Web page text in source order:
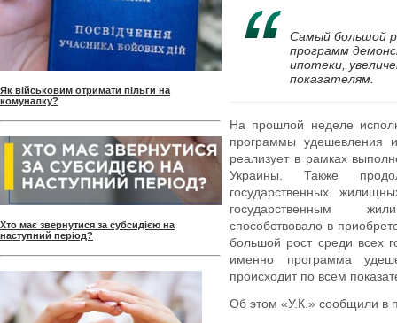
Як військовим отримати пільги на
комуналку?
Хто має звернутися за субсидією на
наступний період?
Самый большой
программ
ипотеки,
показателям.
На прошлой неделе
программы удешевления
реализует в рамках
Украины. Также
государственных
государственным
способствовало в
большой рост среди всех
именно программа
происходит по всем
Об этом «У.К.» сообщили в